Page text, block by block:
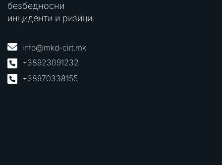
безбедносни
инциденти и ризици.
info@mkd-cirt.mk
+38923091232
+38970338155